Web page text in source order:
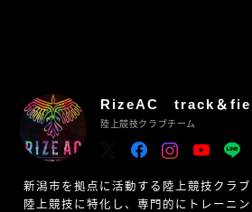
RizeAC track＆
陸上競技クラブチーム
新潟市を拠点に活動する陸上競技クラ
陸上競技に特化し、専門的にトレーニ